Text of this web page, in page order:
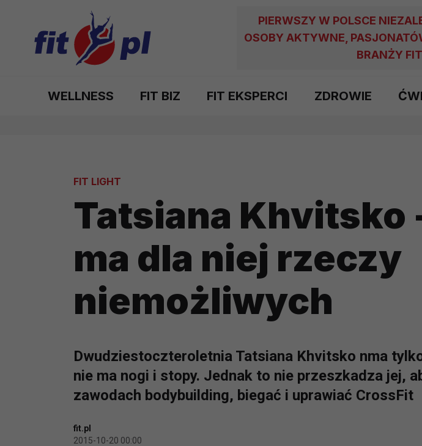
PIERWSZY W POLSCE
OSOBY AKTYWNE,
BRANŻY
WELLNESS FIT BIZ FIT EKSPERCI ZDROWIE
FIT LIGHT
Tatsiana Khvitsko
ma dla niej rzeczy
niemożliwych
Dwudziestoczteroletnia Tatsiana Khvitsko nma
nie ma nogi i stopy. Jednak to nie przeszkadza jej,
zawodach bodybuilding, biegać i uprawiać CrossFit
fit.pl
2015-10-20 00:00